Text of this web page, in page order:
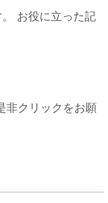
お役に立った記
非クリックをお願